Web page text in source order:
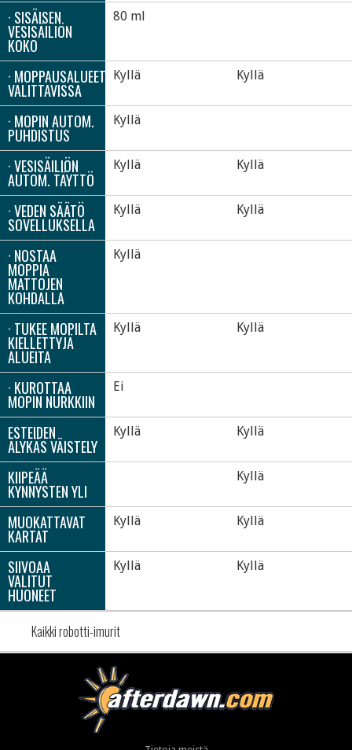
· SISÄISEN
VESISÄILIÖN
KOKO
80 ml
· MOPPAUSALUEET
VALITTAVISSA
Kyllä Kyllä
· MOPIN AUTOM.
PUHDISTUS
Kyllä
· VESISÄILIÖN
AUTOM. TÄYTTÖ
Kyllä Kyllä
· VEDEN SÄÄTÖ
SOVELLUKSELLA
Kyllä Kyllä
· NOSTAA
MOPPIA
MATTOJEN
KOHDALLA
Kyllä
· TUKEE MOPILTA
KIELLETTYJÄ
ALUEITA
Kyllä Kyllä
· KUROTTAA
MOPIN NURKKIIN
Ei
ESTEIDEN
ÄLYKÄS VÄISTELY
Kyllä Kyllä
KIIPEÄÄ
KYNNYSTEN YLI
Kyllä
MUOKATTAVAT
KARTAT
Kyllä Kyllä
SIIVOAA
VALITUT
HUONEET
Kyllä Kyllä
Kaikki robotti-imurit